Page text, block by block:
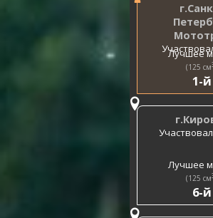
Лучшее
(125 см
1-й
Лучшее
(125 см
6-й